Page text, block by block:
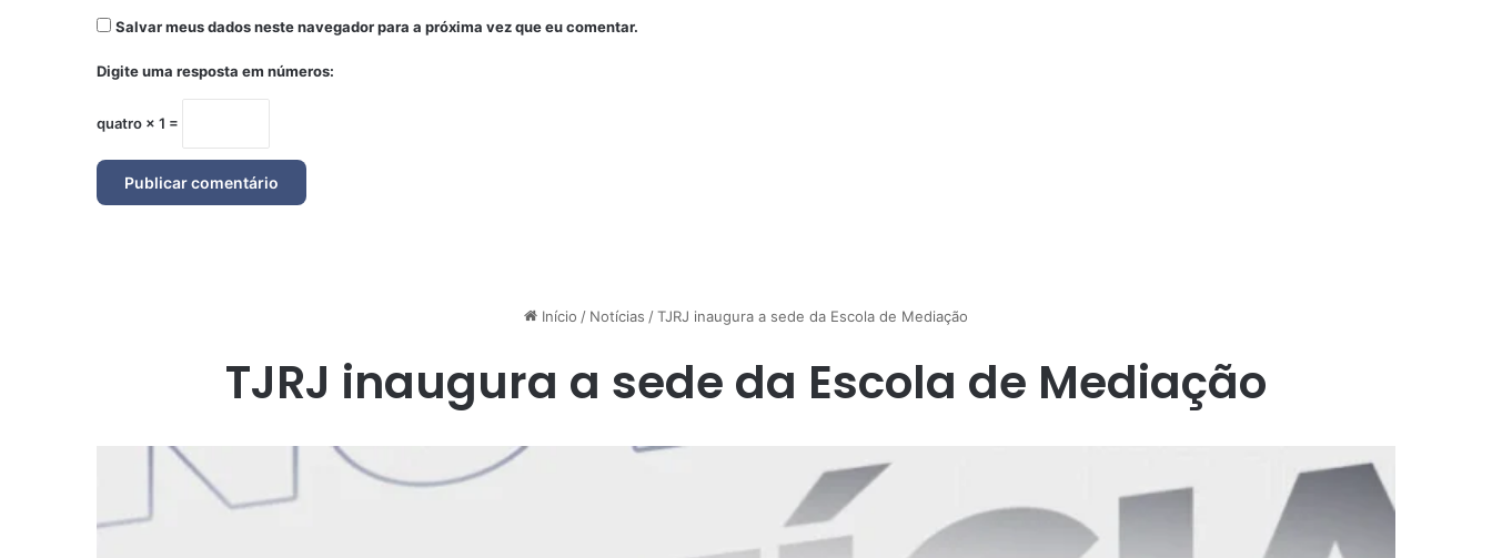
Salvar meus dados neste navegador para a próxima vez que eu comentar.
Digite uma resposta em números:
quatro × 1 =